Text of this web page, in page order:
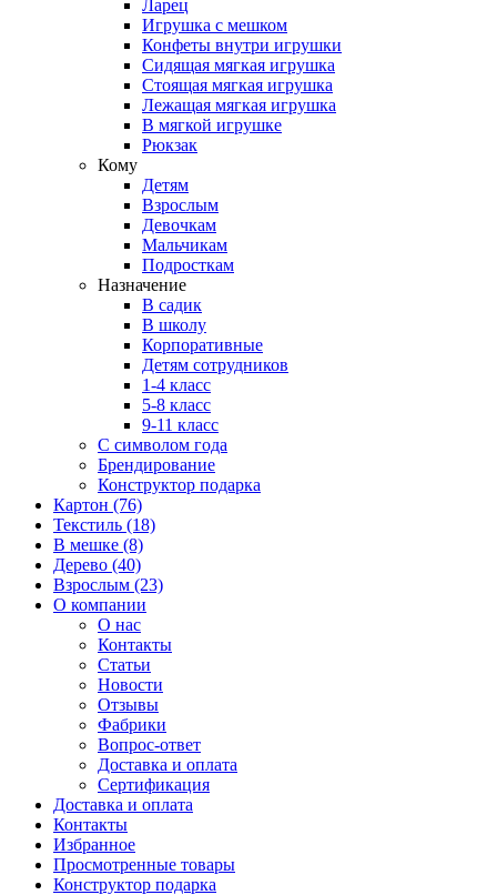
Ларец
Игрушка с мешком
Конфеты внутри игрушки
Сидящая мягкая игрушка
Стоящая мягкая игрушка
Лежащая мягкая игрушка
В мягкой игрушке
Рюкзак
Кому
Детям
Взрослым
Девочкам
Мальчикам
Подросткам
Назначение
В садик
В школу
Корпоративные
Детям сотрудников
1-4 класс
5-8 класс
9-11 класс
С символом года
Брендирование
Конструктор подарка
Картон (76)
Текстиль (18)
В мешке (8)
Дерево (40)
Взрослым (23)
О компании
О нас
Контакты
Статьи
Новости
Отзывы
Фабрики
Вопрос-ответ
Доставка и оплата
Сертификация
Доставка и оплата
Контакты
Избранное
Просмотренные товары
Конструктор подарка